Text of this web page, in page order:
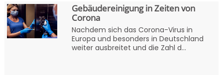
Gebäudereinigung in Zeiten von
Corona
Nachdem sich das Corona-Virus in
Europa und besonders in Deutschland
weiter ausbreitet und die Zahl d...